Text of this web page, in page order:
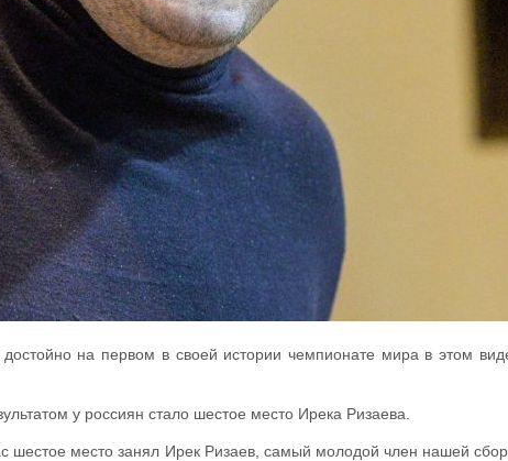
на первом в своей истории чемпионате мира в этом
у россиян стало шестое место Ирека Ризаева.
шестое место занял Ирек Ризаев, самый молодой член нашей